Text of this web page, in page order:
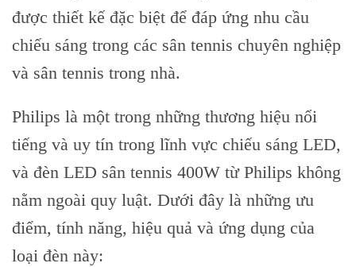
được thiết kế đặc biệt để đáp ứng nhu cầu
chiếu sáng trong các sân tennis chuyên nghiệp
và sân tennis trong nhà.
Philips là một trong những thương hiệu nổi
tiếng và uy tín trong lĩnh vực chiếu sáng LED,
và đèn LED sân tennis 400W từ Philips không
nằm ngoài quy luật. Dưới đây là những ưu
điểm, tính năng, hiệu quả và ứng dụng của
loại đèn này: